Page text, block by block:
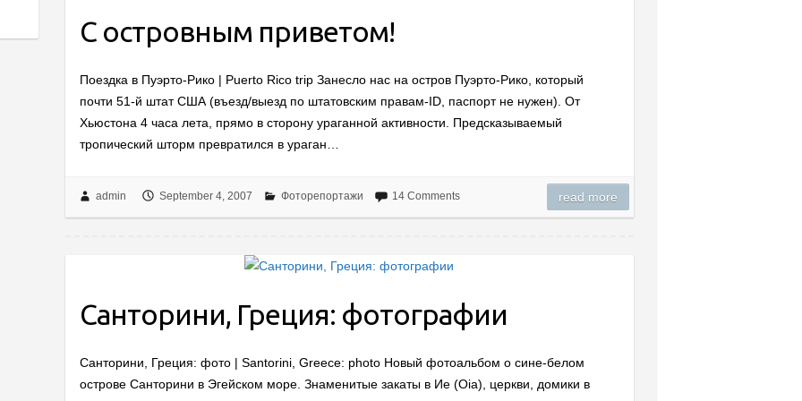
С островным приветом!
Поездка в Пуэрто-Рико | Puerto Rico trip Занесло нас на остров Пуэрто-Рико, который
почти 51-й штат США (въезд/выезд по штатовским правам-ID, паспорт не нужен). От
Хьюстона 4 часа лета, прямо в сторону ураганной активности. Предсказываемый
тропический шторм превратился в ураган…
admin September 4, 2007 Фоторепортажи 14 Comments read more
Санторини, Греция: фотографии
Санторини, Греция: фото | Santorini, Greece: photo Новый фотоальбом о сине-белом
острове Санторини в Эгейском море. Знаменитые закаты в Ие (Oia), церкви, домики в